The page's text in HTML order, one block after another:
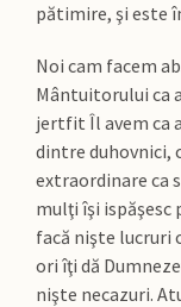
pătimire, şi este
Noi cam facem
Mântuitorului ca
jertfit Îl avem ca
dintre duhovnici,
extraordinare ca
mulţi îşi ispăşesc
facă nişte lucruri
ori îţi dă
nişte necazuri.